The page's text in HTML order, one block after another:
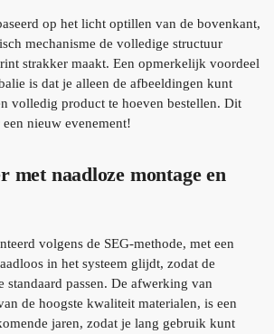
op het licht optillen van de bovenkant,
mechanisme de volledige structuur
strakker maakt. Een opmerkelijk voordeel
is dat je alleen de afbeeldingen kunt
volledig product te hoeven bestellen. Dit
nieuw evenement!
met naadloze montage en
volgens de SEG-methode, met een
in het systeem glijdt, zodat de
standaard passen. De afwerking van
de hoogste kwaliteit materialen, is een
jaren, zodat je lang gebruik kunt